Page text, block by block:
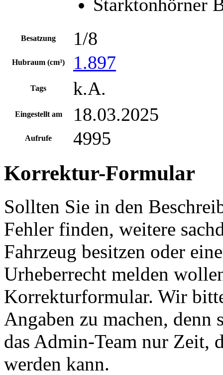
Starktonhörner
Besatzung 1/8
Hubraum (cm³) 1.897
Tags k.A.
Eingestellt am 18.03.2025
Aufrufe 4995
Korrektur-Formular
Sollten Sie in den
Fehler finden, weitere
Fahrzeug besitzen oder
Urheberrecht melden
Korrekturformular. Wir
Angaben zu machen,
das Admin-Team nur Zeit,
werden kann.